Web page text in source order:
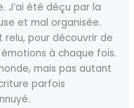
J’ai été déçu par la
et mal organisée.
relu, pour découvrir de
à chaque fois.
mais pas autant
parfois